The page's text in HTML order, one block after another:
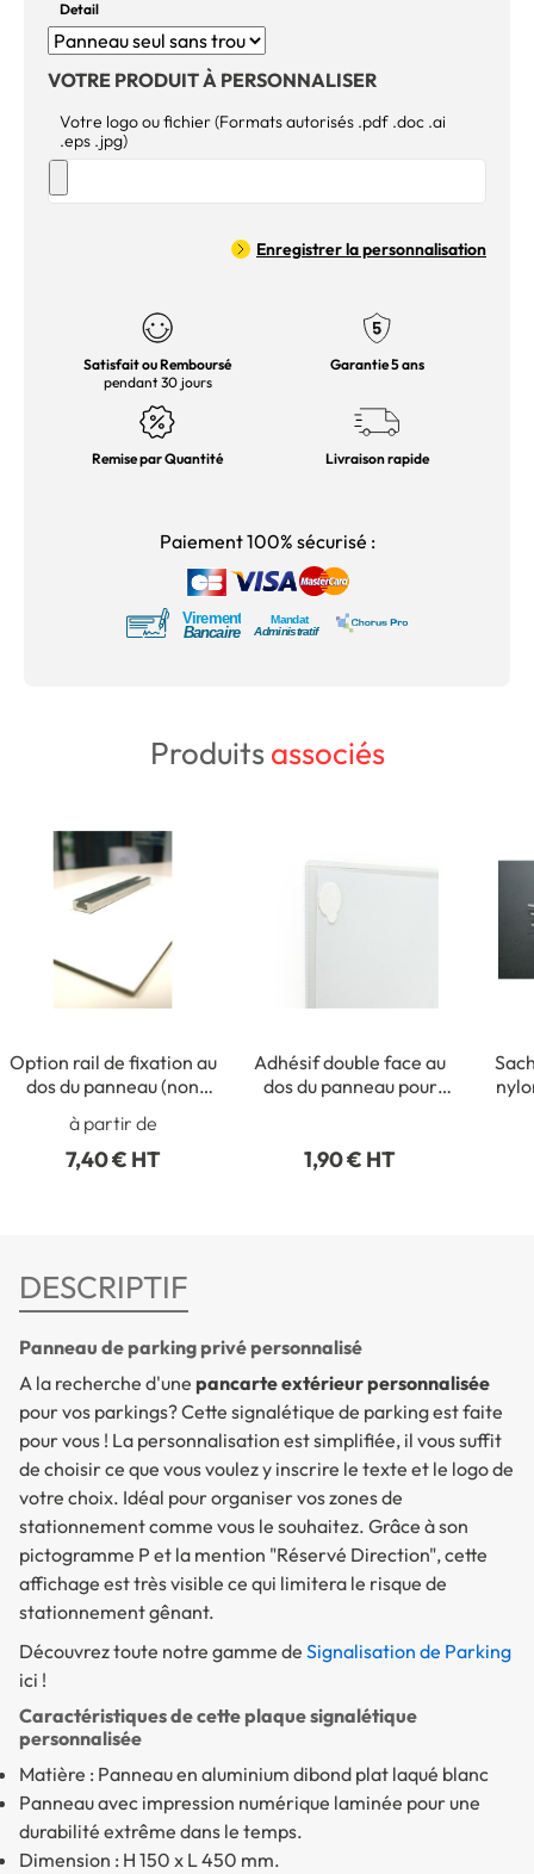
Detail
VOTRE PRODUIT À PERSONNALISER
Votre logo ou fichier (Formats autorisés .pdf .doc .ai
.eps .jpg)
Enregistrer la personnalisation
Satisfait ou Remboursé
pendant 30 jours
Garantie 5 ans
Remise par Quantité Livraison rapide
Paiement 100% sécurisé :
Produitsassociés
Option rail de fixation au
dos du panneau (non
à partir de
7,40 € HT
Adhésif double face au
dos du panneau pour
1,90 € HT
DESCRIPTIF
Panneau de parking privé personnalisé
A la recherche d'une pancarte extérieur personnalisée
pour vos parkings? Cette signalétique de parking est faite
pour vous ! La personnalisation est simplifiée, il vous suffit
de choisir ce que vous voulez y inscrire le texte et le logo de
votre choix. Idéal pour organiser vos zones de
stationnement comme vous le souhaitez. Grâce à son
pictogramme P et la mention "Réservé Direction", cette
affichage est très visible ce qui limitera le risque de
stationnement gênant.
Découvrez toute notre gamme de Signalisation de Parking
ici !
Caractéristiques de cette plaque signalétique
personnalisée
Matière : Panneau en aluminium dibond plat laqué blanc
Panneau avec impression numérique laminée pour une
durabilité extrême dans le temps.
Dimension : H 150 x L 450 mm.